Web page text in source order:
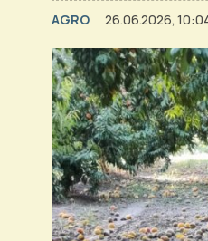
AGRO 26.06.2026,